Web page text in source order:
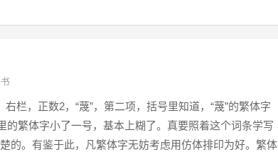
栏，正数2，“蔑”，第二项，括号里知道，“蔑”的繁体字
的繁体字小了一号，基本上糊了。真要照着这个词条学写
的。有鉴于此，凡繁体字无妨考虑用仿体排印为好。繁体